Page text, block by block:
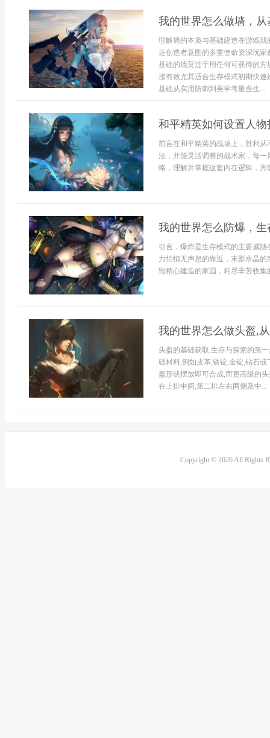
我的世界怎么做墙，
理解墙的本质与基础建造在游戏
达创造者意图的多重使命资深玩
基础的墙莫过于用任何可获得的
接有效尤其适合生存模式初期快
基础从实用防御到美学考量当生...
和平精英如何设置人
前言在和平精英的战场上，胜利
法，并能灵活调整的战术家，每
略，理解并掌握这套内在逻辑，方
我的世界怎么防爆，
引言，爆炸是生存模式的主要威
力怕悄无声息的靠近，末影水晶
毁精心建造的家园，耗尽辛苦收
我的世界怎么做头盔,
头盔的基础获取,生存与探索的第
础材料,例如皮革,铁锭,金锭,钻石
盔形状摆放即可合成,而更高级的
在上排中间,第二排左右两侧及中...
Copyright © 2026 All Rights